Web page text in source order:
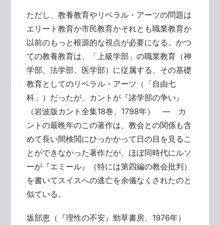
ただし、教養教育やリベラル・アーツの問題は
エリート教育か市民教育かそれとも職業教育か
以前のもっと根源的な視点が必要になる。かつ
ての教養教育は、「上級学部」の職業教育（神
学部、法学部、医学部）に従属する、その基礎
教育としてのリベラル・アーツ（「自由七
科」）だったが、カントが『諸学部の争い』
（岩波版カント全集18巻、1798年） ― カ
ントの最晩年のこの著作は、教会との関係も含
めて長い間検閲にひっかかって日の目を見るこ
とができなかった著作だが、ほぼ同時代にルソ
ーが『エミール』（特には第四編の教会批判）
を書いてスイスへの逃亡を余儀なくされたのと
似ている。
坂部恵（『理性の不安』勁草書房、1976年）